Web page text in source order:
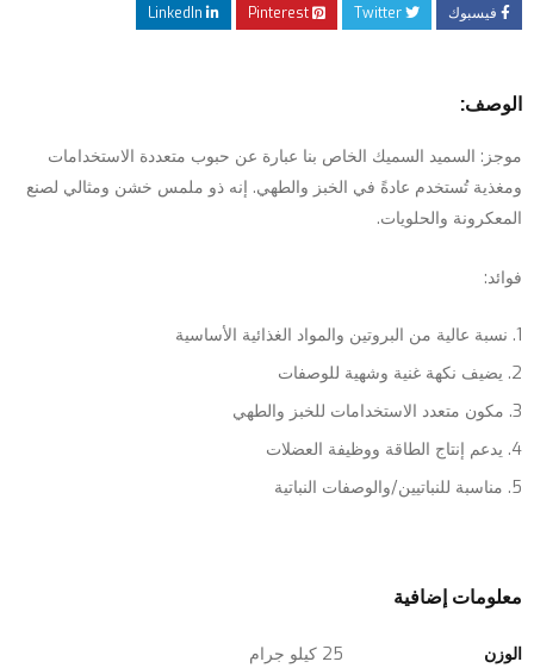
فيسبوك Twitter
Pinterest
LinkedIn
الوصف:
موجز: السميد السميك الخاص بنا عبارة عن حبوب متعددة الاستخدامات
ومغذية تُستخدم عادةً في الخبز والطهي. إنه ذو ملمس خشن ومثالي لصنع
المعكرونة والحلويات.
فوائد:
نسبة عالية من البروتين والمواد الغذائية الأساسية
يضيف نكهة غنية وشهية للوصفات
مكون متعدد الاستخدامات للخبز والطهي
يدعم إنتاج الطاقة ووظيفة العضلات
مناسبة للنباتيين/والوصفات النباتية
معلومات إضافية
الوزن 25 كيلو جرام